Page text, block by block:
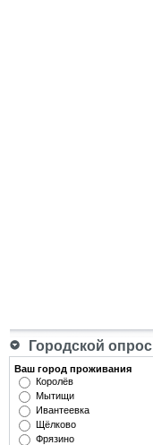
Городской опрос
Ваш город проживания
Королёв
Мытищи
Ивантеевка
Щёлково
Фрязино